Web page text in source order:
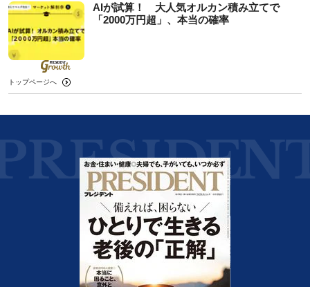
AIが試算！ 大人気オルカン積み立てで
「2000万円超」、本当の確率
トップページへ